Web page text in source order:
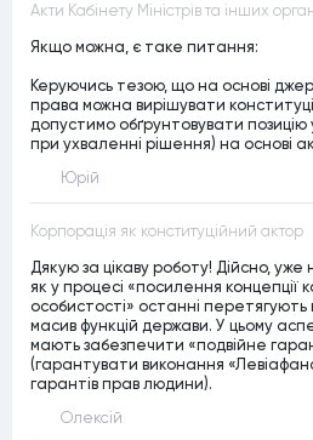
Якщо можна, є таке питання:
Керуючись тезою, що на основі
права можна вирішувати
допустимо обґрунтовувати позицію
при ухваленні рішення) на основі
Юрій
Корпорація як конституційний актор
Дякую за цікаву роботу! Дійсно,
як у процесі «посилення концепції
особистості» останні
масив функцій держави. У цьому
мають забезпечити «подвійне
(гарантувати виконання
гарантів прав людини).
Олексій